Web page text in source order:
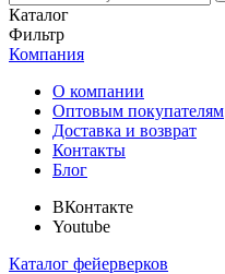
Каталог
Фильтр
Компания
О компании
Оптовым покупателям
Доставка и возврат
Контакты
Блог
ВКонтакте
Youtube
Каталог фейерверков